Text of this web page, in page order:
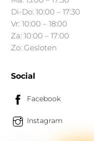
Di-Do: 10:00 – 17:30
Vr: 10:00 – 18:00
Za: 10:00 – 17:00
Zo: Gesloten
Social
Facebook
Instagram